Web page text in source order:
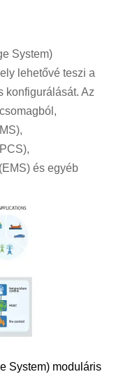
System)
lehetővé teszi a
konfigurálását. Az
és egyéb
System) moduláris